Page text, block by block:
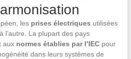
les prises électriques utilisées
l’autre. La plupart des pays
aux normes établies par l’IECpour
dans leurs systèmes de